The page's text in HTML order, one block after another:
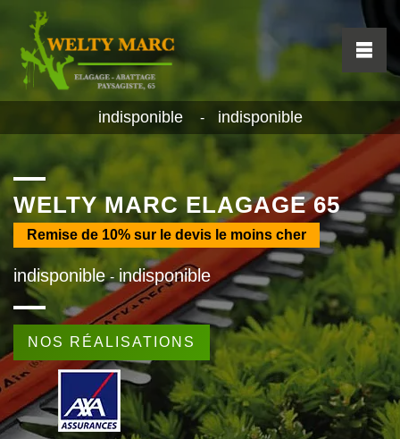
indisponible - indisponible
WELTY MARC ELAGAGE 65
Remise de 10% sur le devis le moins cher
indisponible - indisponible
NOS RÉALISATIONS